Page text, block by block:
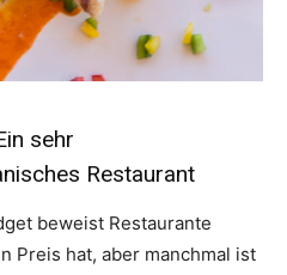
sehr
Restaurant
beweist Restaurante
Preis hat, aber manchmal ist